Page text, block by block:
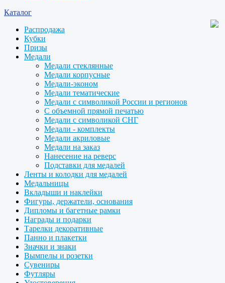
Каталог
Распродажа
Кубки
Призы
Медали
Медали стеклянные
Медали корпусные
Медали-эконом
Медали тематические
Медали с символикой России и регионов
С объемной прямой печатью
Медали с символикой СНГ
Медали - комплекты
Медали акриловые
Медали на заказ
Нанесение на реверс
Подставки для медалей
Ленты и колодки для медалей
Медальницы
Вкладыши и наклейки
Фигуры, держатели, основания
Дипломы и багетные рамки
Награды и подарки
Тарелки декоративные
Панно и плакетки
Значки и знаки
Вымпелы и розетки
Сувениры
Футляры